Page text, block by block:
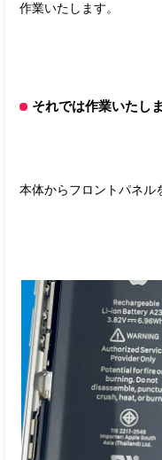
作業いたします。
それでは作業いたしま
本体からフロントパネル